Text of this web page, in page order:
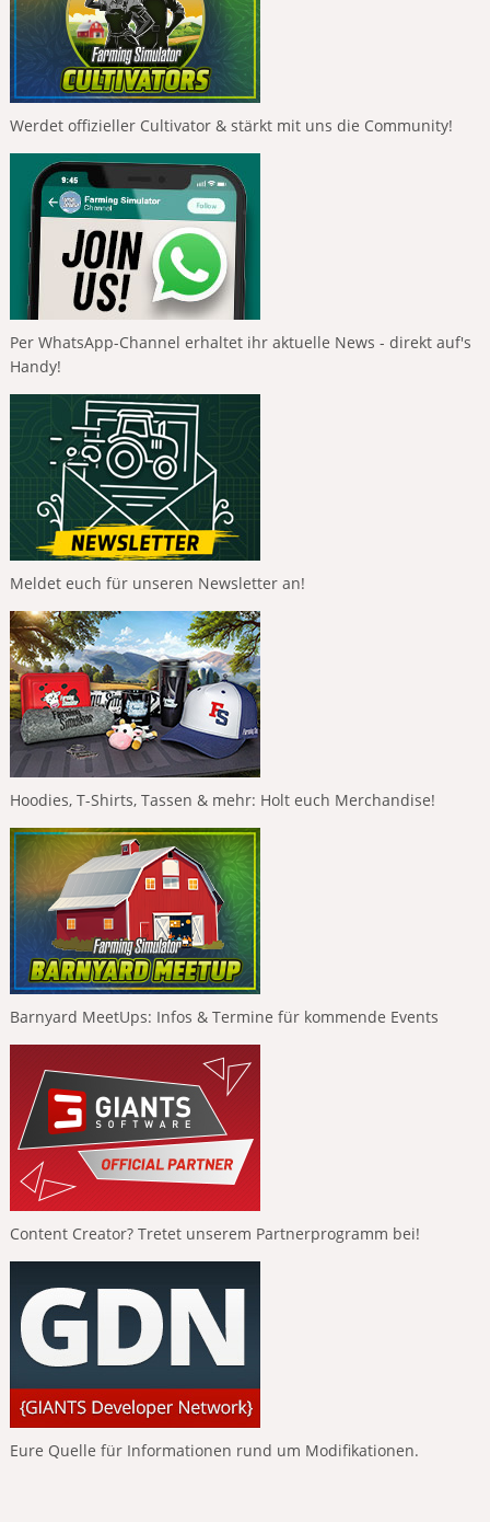
Werdet offizieller Cultivator & stärkt mit uns die Community!
Per WhatsApp-Channel erhaltet ihr aktuelle News - direkt auf's
Handy!
Meldet euch für unseren Newsletter an!
Hoodies, T-Shirts, Tassen & mehr: Holt euch Merchandise!
Barnyard MeetUps: Infos & Termine für kommende Events
Content Creator? Tretet unserem Partnerprogramm bei!
Eure Quelle für Informationen rund um Modifikationen.